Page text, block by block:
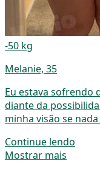
-50 kg
Melanie, 35
Eu estava sofrendo
diante da
minha visão se
Continue lendo
Mostrar mais